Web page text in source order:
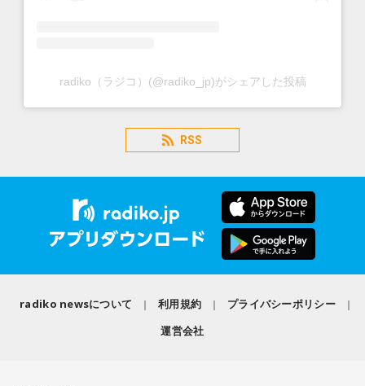
radiko（ラジコ）(@radiko_jp)がシェアした投稿
RSS
radiko newsについて 利用規約
プライバシーポリシー
運営会社